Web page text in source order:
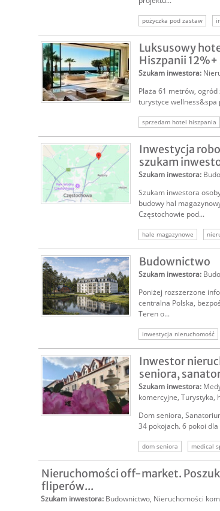
pożyczka pod zastaw
szukam inwestora
Luksusowy
Hiszpanii
Szukam inwestora:
Plaża 61 metrów,
turystyce wellness&spa
sprzedam hotel hiszpania
sprzedam hotel
inwestor nieruchomość
Inwestycja
szukam
Szukam inwestora:
Szukam inwestora
budowy hal
Częstochowie pod...
hale magazynowe
inwestycja budowa hal
inwestor do budowy
Budownictwo
Szukam inwestora:
Poniżej rozszerzone
centralna Polska,
Teren o...
inwestycja nieruchomość
Inwestor
seniora,
Szukam inwestora:
komercyjne, Turystyka,
Dom seniora,
34 pokojach. 6 pokoi
dom seniora medical
Nieruchomości off-market.
fliperów...
Szukam inwestora: Budownictwo, Nieruchomości